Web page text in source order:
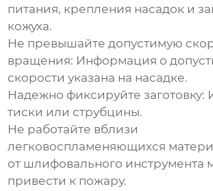
питания, крепления насадок и
кожуха.
Не превышайте допустимую
вращения: Информация о
скорости указана на насадке.
Надежно фиксируйте заготовку:
тиски или струбцины.
Не работайте вблизи
легковоспламеняющихся
от шлифовального инструмента
привести к пожару.